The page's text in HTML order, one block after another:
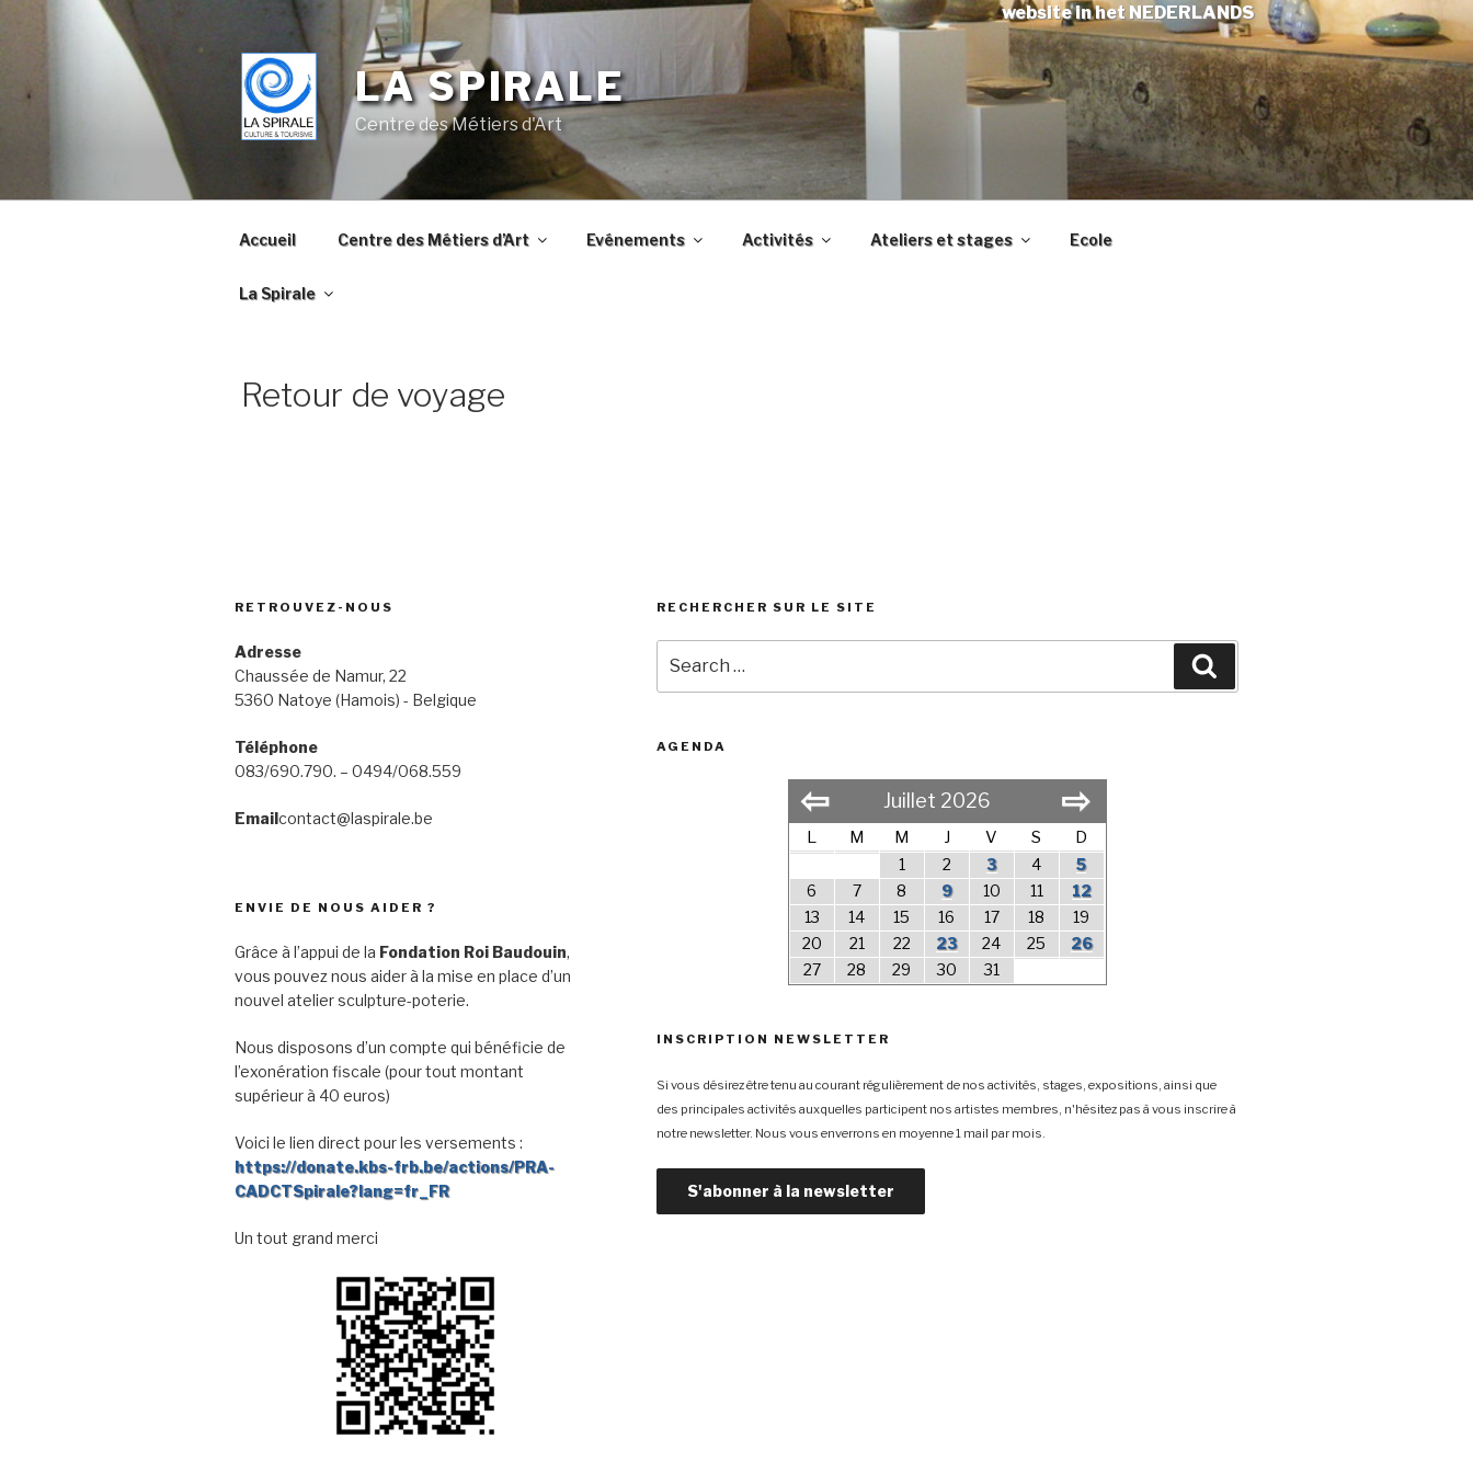
website in het NEDERLANDS
LA SPIRALE
Centre des Métiers d'Art
Accueil Centre des Métiers d’Art Evénements Activités Ateliers et stages Ecole
La Spirale
Retour de voyage
RETROUVEZ-NOUS
Adresse
Chaussée de Namur, 22
5360 Natoye (Hamois) - Belgique
Téléphone
083/690.790. – 0494/068.559
Emailcontact@laspirale.be
ENVIE DE NOUS AIDER ?
Grâce à l’appui de la Fondation Roi Baudouin,
vous pouvez nous aider à la mise en place d’un
nouvel atelier sculpture-poterie.
Nous disposons d’un compte qui bénéficie de
l’exonération fiscale (pour tout montant
supérieur à 40 euros)
Voici le lien direct pour les versements :
https://donate.kbs-frb.be/actions/PRA-
CADCTSpirale?lang=fr_FR
Un tout grand merci
RECHERCHER SUR LE SITE
for:
AGENDA
⇦ Juillet 2026 ⇨
L M M J V S D
1 2 3 4
5
6
7 8 9 10 11
12
13
14 15 16 17 18
19
20
21 22 23 24 25
26
27
28 29 30 31
INSCRIPTION NEWSLETTER
Si vous désirez être tenu au courant régulièrement de nos activités, stages, expositions, ainsi que
des principales activités auxquelles participent nos artistes membres, n'hésitez pas à vous inscrire à
notre newsletter. Nous vous enverrons en moyenne 1 mail par mois.